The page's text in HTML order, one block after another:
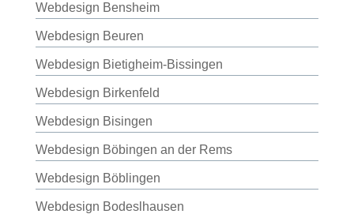
Webdesign Bensheim
Webdesign Beuren
Webdesign Bietigheim-Bissingen
Webdesign Birkenfeld
Webdesign Bisingen
Webdesign Böbingen an der Rems
Webdesign Böblingen
Webdesign Bodeslhausen